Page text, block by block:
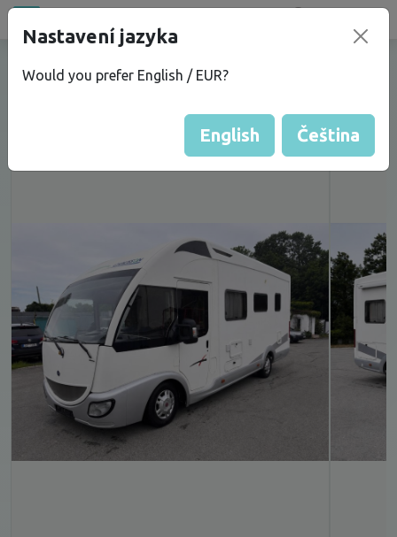
OBYTNÉ AUTO CHAUSSON ALTEO
Nastavení jazyka
Would you prefer English / EUR?
English Čeština